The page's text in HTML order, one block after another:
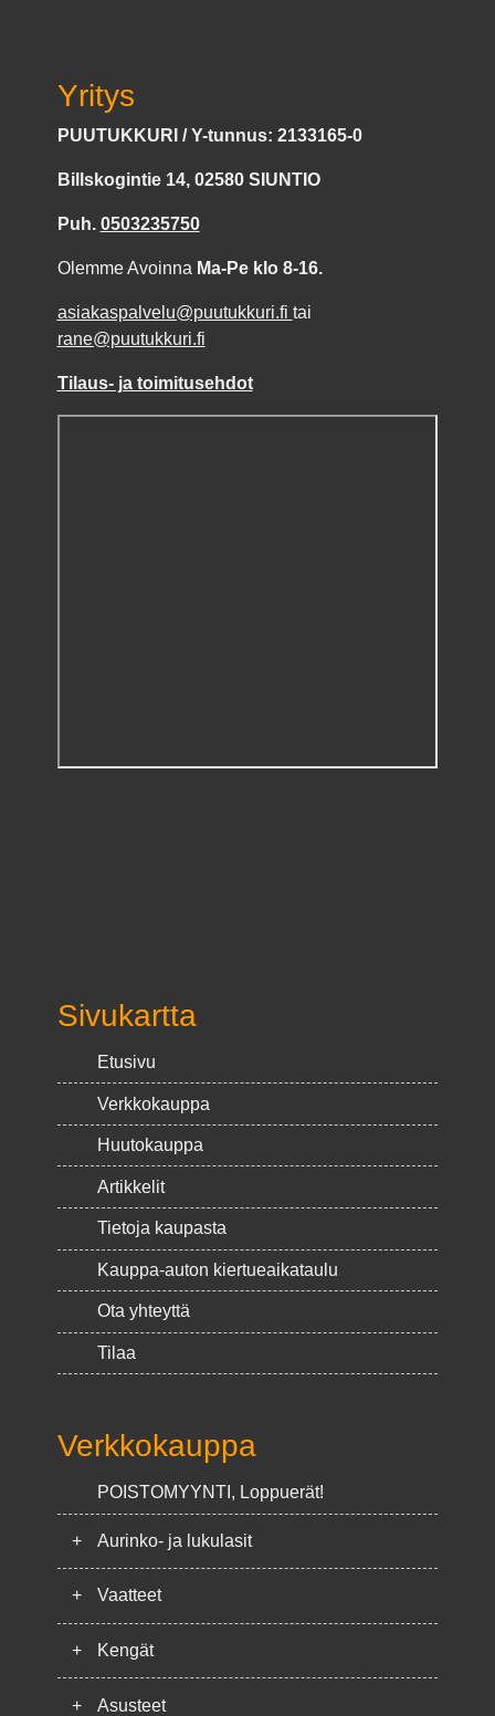
Yritys
PUUTUKKURI / Y-tunnus: 2133165-0
Billskogintie 14, 02580 SIUNTIO
Puh. 0503235750
Olemme Avoinna Ma-Pe klo 8-16.
asiakaspalvelu@puutukkuri.fi tai
rane@puutukkuri.fi
Tilaus- ja toimitusehdot
Sivukartta
Etusivu
Verkkokauppa
Huutokauppa
Artikkelit
Tietoja kaupasta
Kauppa-auton kiertueaikataulu
Ota yhteyttä
Tilaa
Verkkokauppa
POISTOMYYNTI, Loppuerät!
+ Aurinko- ja lukulasit
+ Vaatteet
+ Kengät
+ Asusteet